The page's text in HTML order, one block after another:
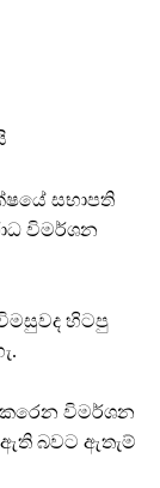
සභාපති
විමර්ශන
හිටපු
විමර්ශන
ඇති බවට ඇතැම්